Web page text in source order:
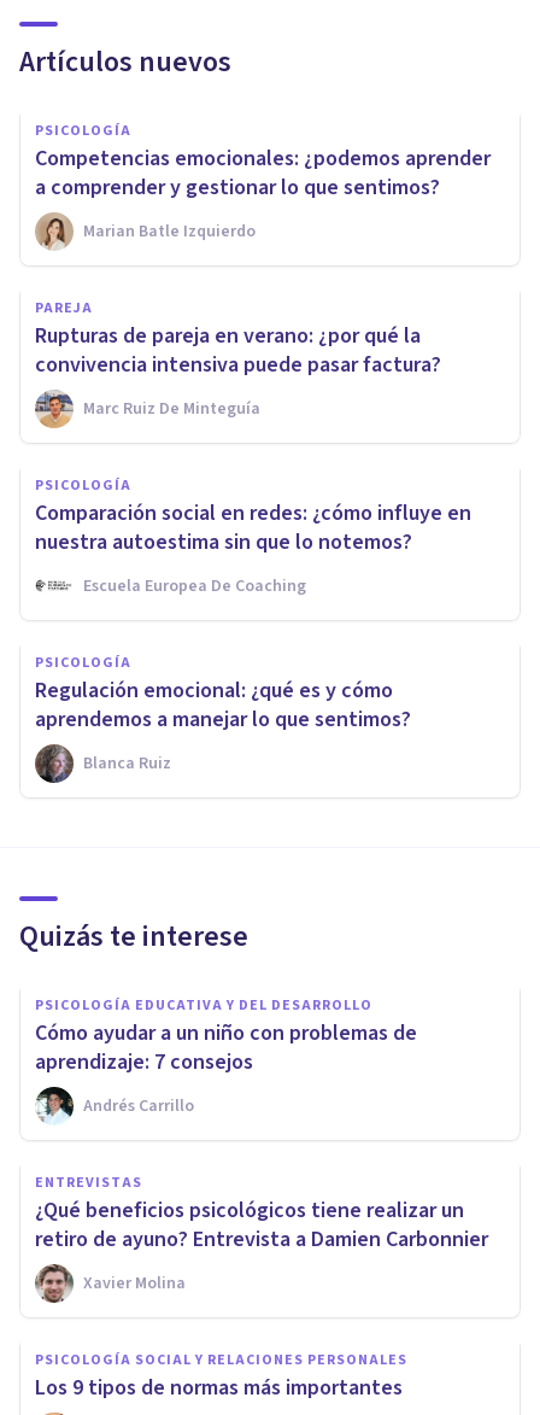
Artículos nuevos
PSICOLOGÍA
Competencias emocionales: ¿podemos aprender
a comprender y gestionar lo que sentimos?
Marian Batle Izquierdo
PAREJA
Rupturas de pareja en verano: ¿por qué la
convivencia intensiva puede pasar factura?
Marc Ruiz De Minteguía
PSICOLOGÍA
Comparación social en redes: ¿cómo influye en
nuestra autoestima sin que lo notemos?
Escuela Europea De Coaching
PSICOLOGÍA
Regulación emocional: ¿qué es y cómo
aprendemos a manejar lo que sentimos?
Blanca Ruiz
Quizás te interese
PSICOLOGÍA EDUCATIVA Y DEL DESARROLLO
Cómo ayudar a un niño con problemas de
aprendizaje: 7 consejos
Andrés Carrillo
ENTREVISTAS
¿Qué beneficios psicológicos tiene realizar un
retiro de ayuno? Entrevista a Damien Carbonnier
Xavier Molina
PSICOLOGÍA SOCIAL Y RELACIONES PERSONALES
Los 9 tipos de normas más importantes